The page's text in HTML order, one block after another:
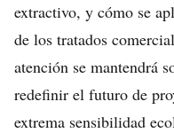
extractivo, y cómo se
de los tratados
atención se mantendrá
redefinir el futuro de
extrema sensibilidad